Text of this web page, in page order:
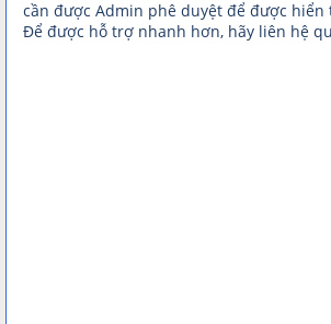
cần được Admin phê duyệt để được
Để được hỗ trợ nhanh hơn, hãy liên hệ